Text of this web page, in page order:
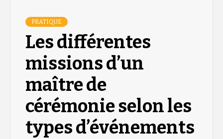
PRATIQUE
Les différentes
missions d’un
maître de
cérémonie selon les
types d’événements